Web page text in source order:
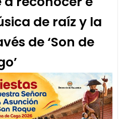
de raíz y la
de ‘Son de